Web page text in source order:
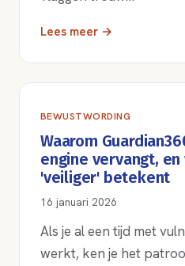
Lees meer →
BEWUSTWORDING
Waarom
engine vervangt,
'veiliger' betekent
16 januari 2026
Als je al een tijd met
werkt, ken je het